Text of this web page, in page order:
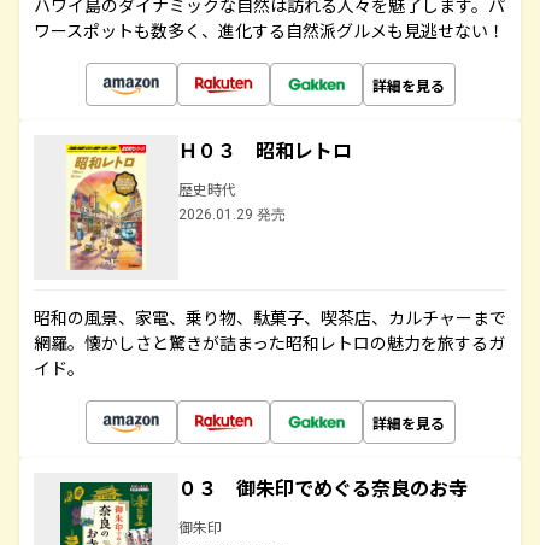
ハワイ島のダイナミックな自然は訪れる人々を魅了します。パ
ワースポットも数多く、進化する自然派グルメも見逃せない！
詳細を見る
Ｈ０３ 昭和レトロ
歴史時代
2026.01.29 発売
昭和の風景、家電、乗り物、駄菓子、喫茶店、カルチャーまで
網羅。懐かしさと驚きが詰まった昭和レトロの魅力を旅するガ
イド。
詳細を見る
０３ 御朱印でめぐる奈良のお寺
御朱印